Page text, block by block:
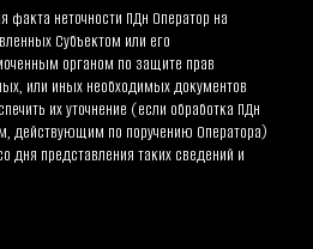
факта неточности ПДн Оператор на
Субъектом или его
органом по защите прав
или иных необходимых документов
их уточнение (если обработка ПДн
действующим по поручению Оператора)
дня представления таких сведений и